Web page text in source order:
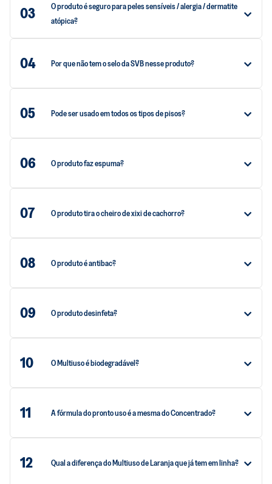
03
O produto é seguro para peles sensíveis / alergia / dermatite
atópica?
04 Por que não tem o selo da SVB nesse produto?
05 Pode ser usado em todos os tipos de pisos?
06 O produto faz espuma?
07 O produto tira o cheiro de xixi de cachorro?
08 O produto é antibac?
09 O produto desinfeta?
10 O Multiuso é biodegradável?
11 A fórmula do pronto uso é a mesma do Concentrado?
12 Qual a diferença do Multiuso de Laranja que já tem em linha?